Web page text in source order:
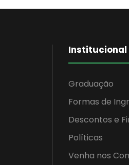
Institucional
Graduação
Formas de
Descontos e
Políticas
Venha nos